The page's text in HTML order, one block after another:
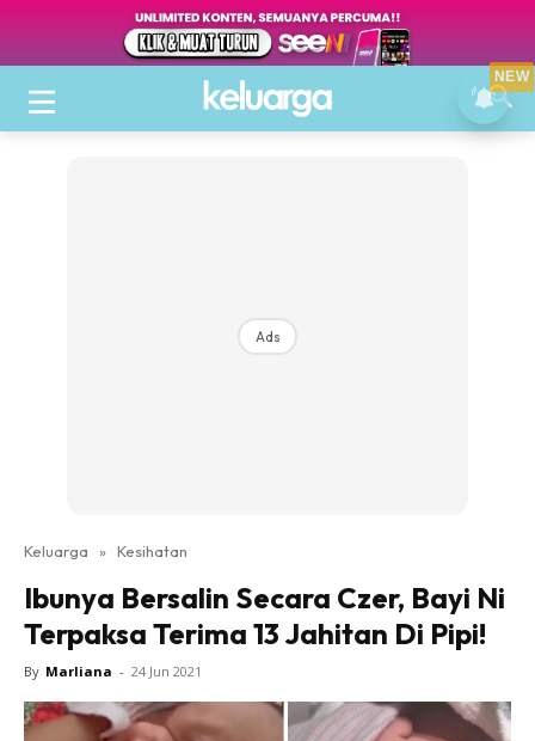
Ads
Keluarga » Kesihatan
Ibunya Bersalin Secara Czer, Bayi Ni
Terpaksa Terima 13 Jahitan Di Pipi!
By Marliana - 24 Jun 2021
NEW